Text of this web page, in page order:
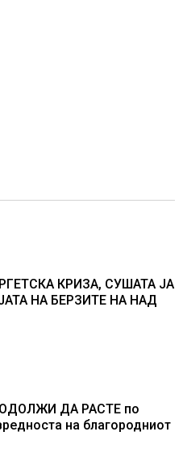
КРИЗА, СУШАТА ЈА
НА БЕРЗИТЕ НА НАД
ДА РАСТЕ по
на благородниот